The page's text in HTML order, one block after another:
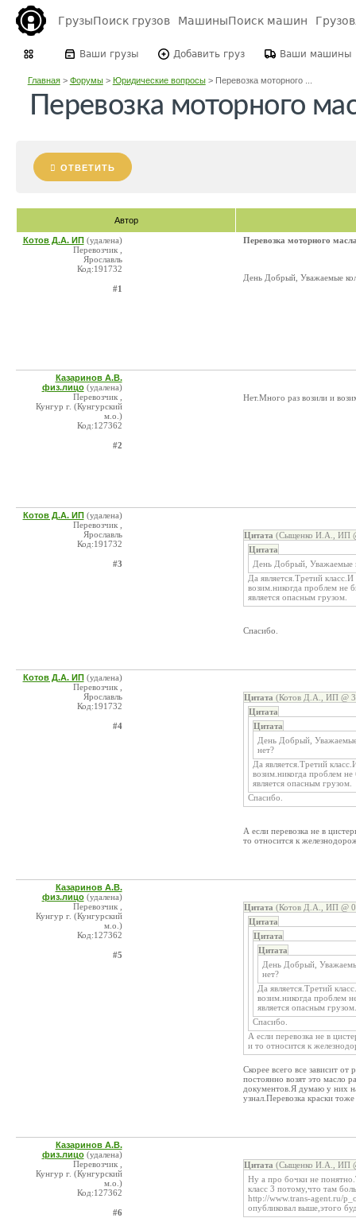
ГрузыПоиск грузов МашиныПоиск машин
Ваши грузы Добавить груз Ваши машины
Главная> Форумы> Юридические вопросы> Перевозка моторного ...
Перевозка моторного
ОТВЕТИТЬ
Автор
Котов Д.А. ИП (удалена)
Перевозчик ,
Ярославль
Код:191732
#1
Перевозка моторного
День Добрый, Уважаемые
Казаринов А.В.
физ.лицо (удалена)
Перевозчик ,
Кунгур г. (Кунгурский
м.о.)
Код:127362
#2
Нет.Много раз возили и
Котов Д.А. ИП (удалена)
Перевозчик ,
Ярославль
Код:191732
#3
Цитата (Сыщенко И.А., ИП
Цитата
День Добрый, Уважаемые
Да является.Третий
возим.никогда проблем не
является опасным грузом.
Спасибо.
Котов Д.А. ИП (удалена)
Перевозчик ,
Ярославль
Код:191732
#4
Цитата (Котов Д.А., ИП @
Цитата
Цитата
День Добрый,
нет?
Да является.Третий
возим.никогда проблем
является опасным грузом.
Спасибо.
А если перевозка не в
то относится к
Казаринов А.В.
физ.лицо (удалена)
Перевозчик ,
Кунгур г. (Кунгурский
м.о.)
Код:127362
#5
Цитата (Котов Д.А., ИП @
Цитата
Цитата
Цитата
День Добрый,
нет?
Да является.Третий
возим.никогда проблем
является опасным грузом.
Спасибо.
А если перевозка не в
и то относится к
Скорее всего все зависит
постоянно возят это масло
документов.Я думаю у них
узнал.Перевозка краски
Казаринов А.В.
физ.лицо (удалена)
Перевозчик ,
Кунгур г. (Кунгурский
м.о.)
Код:127362
#6
Цитата (Сыщенко И.А., ИП
Ну а про бочки не
класс 3 потому,что там
http://www.trans-agent.ru/
опубликовал выше,этого